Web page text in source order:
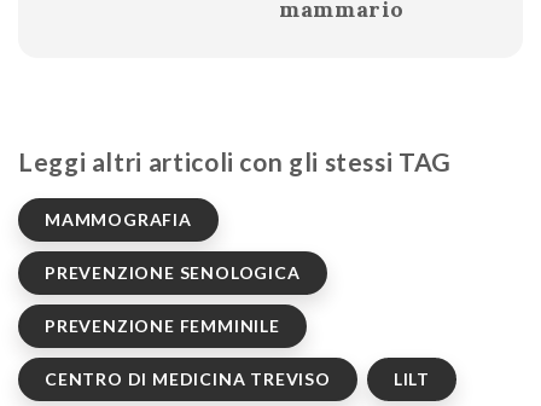
mammario
Leggi altri articoli con gli stessi TAG
MAMMOGRAFIA
PREVENZIONE SENOLOGICA
PREVENZIONE FEMMINILE
CENTRO DI MEDICINA TREVISO LILT